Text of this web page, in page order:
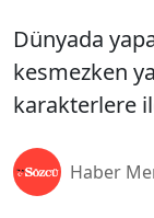
Dünyada
kesmezken
karakterlere
Haber